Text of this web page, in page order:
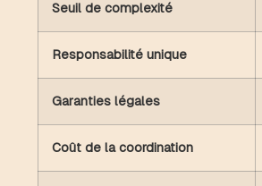
Seuil de complexité
Responsabilité unique
Garanties légales
Coût de la coordination